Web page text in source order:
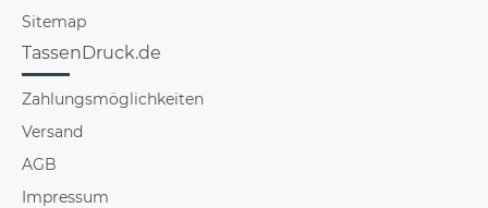
Sitemap
TassenDruck.de
Zahlungsmöglichkeiten
Versand
AGB
Impressum